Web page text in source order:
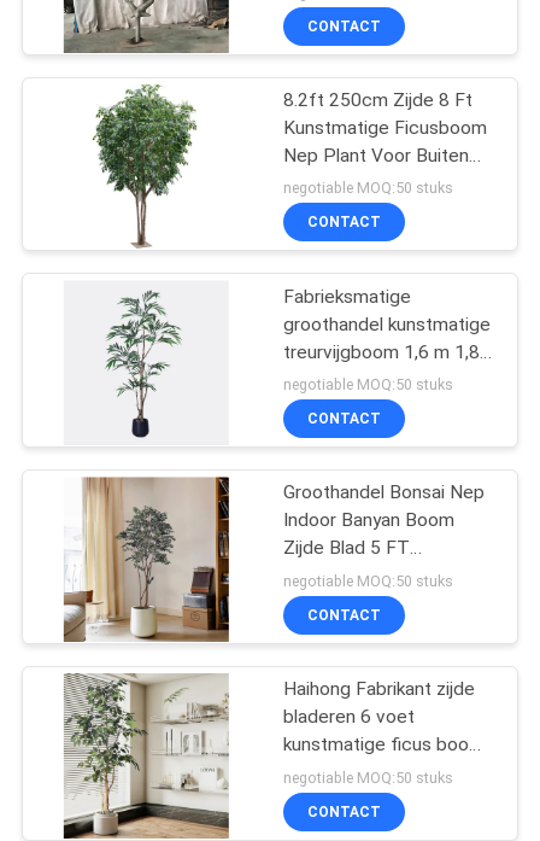
Succulente
Installatie
Kunstmatige
Wijnstok
12
GRC-het Modelleren
Kunstmatige
Installatietoebehoren
31
Tree for Indoor Home
Hotel
CONTACT
8.2ft 250cm Zijde 8 Ft
Kunstmatige Ficusboom ​
Nep Plant Voor Buiten
Thuis Bruiloft Feesten
Decoratie
negotiable MOQ:50 stuks
CONTACT
Fabrieksmatige
groothandel kunstmatige
treurvijgboom 1,6 m 1,8
m kunst ficus plant voor
woonkamerdecoratie
negotiable MOQ:50 stuks
CONTACT
Groothandel Bonsai Nep
Indoor Banyan Boom
Zijde Blad 5 FT
kunstmatige ficus boom
binnen voor Decoratie
negotiable MOQ:50 stuks
CONTACT
Haihong Fabrikant zijde
bladeren 6 voet
kunstmatige ficus boom
en natuurlijke stam, Fux
Ficus boom met plastic
pot, Fake Ficus boom
negotiable MOQ:50 stuks
CONTACT